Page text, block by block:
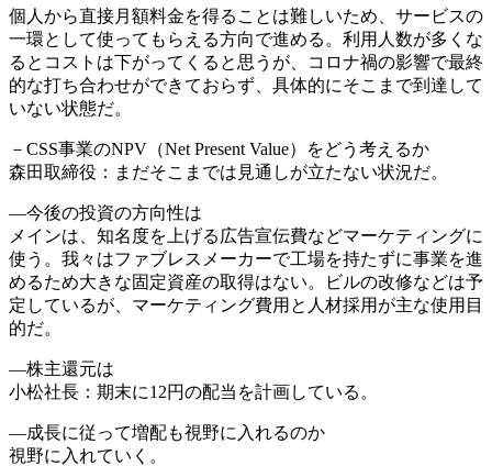
個人から直接月額料金を得ることは難しいため、サービスの
一環として使ってもらえる方向で進める。利用人数が多くな
るとコストは下がってくると思うが、コロナ禍の影響で最終
的な打ち合わせができておらず、具体的にそこまで到達して
いない状態だ。
－CSS事業のNPV（Net Present Value）をどう考えるか
森田取締役：まだそこまでは見通しが立たない状況だ。
―今後の投資の方向性は
メインは、知名度を上げる広告宣伝費などマーケティングに
使う。我々はファブレスメーカーで工場を持たずに事業を進
めるため大きな固定資産の取得はない。ビルの改修などは予
定しているが、マーケティング費用と人材採用が主な使用目
的だ。
―株主還元は
小松社長：期末に12円の配当を計画している。
―成長に従って増配も視野に入れるのか
視野に入れていく。